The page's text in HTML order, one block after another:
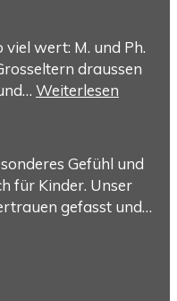
wert: M. und Ph.
draussen
Weiterlesen
Gefühl und
für Kinder. Unser
gefasst und…